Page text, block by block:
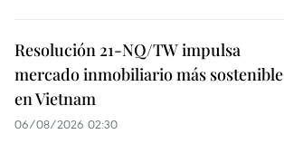
Resolución 21-NQ/TW impulsa
mercado inmobiliario más sostenible
en Vietnam
06/08/2026 02:30